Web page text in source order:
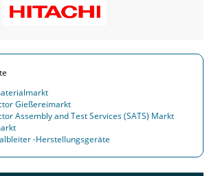
Gießereimarkt
Assembly and Test Services (SATS) Markt
-Herstellungsgeräte